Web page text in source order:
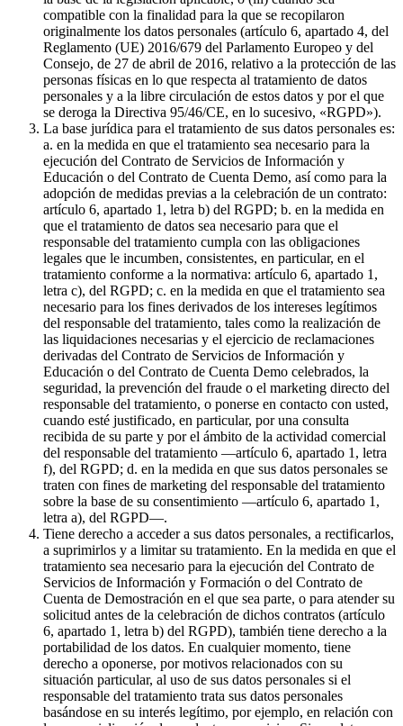
compatible con la finalidad para la que se recopilaron
originalmente los datos personales (artículo 6, apartado 4, del
Reglamento (UE) 2016/679 del Parlamento Europeo y del
Consejo, de 27 de abril de 2016, relativo a la protección de las
personas físicas en lo que respecta al tratamiento de datos
personales y a la libre circulación de estos datos y por el que
se deroga la Directiva 95/46/CE, en lo sucesivo, «RGPD»).
La base jurídica para el tratamiento de sus datos personales es:
a. en la medida en que el tratamiento sea necesario para la
ejecución del Contrato de Servicios de Información y
Educación o del Contrato de Cuenta Demo, así como para la
adopción de medidas previas a la celebración de un contrato:
artículo 6, apartado 1, letra b) del RGPD; b. en la medida en
que el tratamiento de datos sea necesario para que el
responsable del tratamiento cumpla con las obligaciones
legales que le incumben, consistentes, en particular, en el
tratamiento conforme a la normativa: artículo 6, apartado 1,
letra c), del RGPD; c. en la medida en que el tratamiento sea
necesario para los fines derivados de los intereses legítimos
del responsable del tratamiento, tales como la realización de
las liquidaciones necesarias y el ejercicio de reclamaciones
derivadas del Contrato de Servicios de Información y
Educación o del Contrato de Cuenta Demo celebrados, la
seguridad, la prevención del fraude o el marketing directo del
responsable del tratamiento, o ponerse en contacto con usted,
cuando esté justificado, en particular, por una consulta
recibida de su parte y por el ámbito de la actividad comercial
del responsable del tratamiento —artículo 6, apartado 1, letra
f), del RGPD; d. en la medida en que sus datos personales se
traten con fines de marketing del responsable del tratamiento
sobre la base de su consentimiento —artículo 6, apartado 1,
letra a), del RGPD—.
Tiene derecho a acceder a sus datos personales, a rectificarlos,
a suprimirlos y a limitar su tratamiento. En la medida en que el
tratamiento sea necesario para la ejecución del Contrato de
Servicios de Información y Formación o del Contrato de
Cuenta de Demostración en el que sea parte, o para atender su
solicitud antes de la celebración de dichos contratos (artículo
6, apartado 1, letra b) del RGPD), también tiene derecho a la
portabilidad de los datos. En cualquier momento, tiene
derecho a oponerse, por motivos relacionados con su
situación particular, al uso de sus datos personales si el
responsable del tratamiento trata sus datos personales
basándose en su interés legítimo, por ejemplo, en relación con